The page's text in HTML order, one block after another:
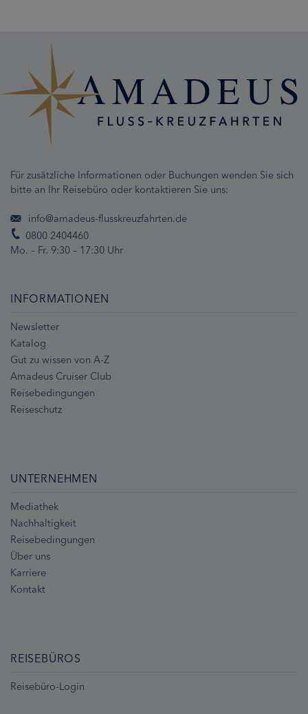
Für zusätzliche Informationen oder Buchungen wenden Sie sich
bitte an Ihr Reisebüro oder kontaktieren Sie uns:
info@amadeus-flusskreuzfahrten.de
0800 2404460
Mo. – Fr. 9:30 – 17:30 Uhr
INFORMATIONEN
Newsletter
Katalog
Gut zu wissen von A-Z
Amadeus Cruiser Club
Reisebedingungen
Reiseschutz
UNTERNEHMEN
Mediathek
Nachhaltigkeit
Reisebedingungen
Über uns
Karriere
Kontakt
REISEBÜROS
Reisebüro-Login